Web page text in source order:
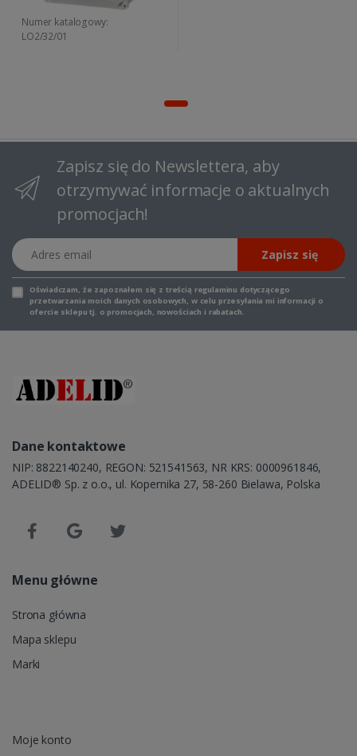
Numer katalogowy:
LO2/32/01
Zapisz się do Newslettera, aby
otrzymywać informacje o aktualnych
promocjach!
Adres email
Zapisz się
Oświadczam, że zapoznałem się z treścią regulaminu dotyczącego
przetwarzania moich danych osobowych, w celu przesyłania mi informacji o
ofercie sklepu tj. o promocjach, nowościach i rabatach.
Dane kontaktowe
NIP: 8822140240, REGON: 521541563, NR KRS: 0000961846,
ADELID® Sp. z o.o., ul. Kopernika 27, 58-260 Bielawa, Polska
Menu główne
Strona główna
Mapa sklepu
Marki
Moje konto